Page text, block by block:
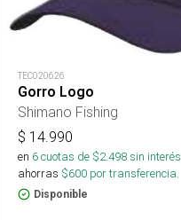
TEC020626
Gorro Logo
Shimano Fishing
$ 14.990
en 6cuotas de $2.498sin interés
ahorras $600 por transferencia.
Disponible